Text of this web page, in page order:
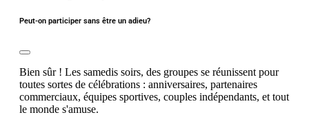
Peut-on participer sans être un adieu?
Bien sûr ! Les samedis soirs, des groupes se réunissent pour
toutes sortes de célébrations : anniversaires, partenaires
commerciaux, équipes sportives, couples indépendants, et tout
le monde s'amuse.